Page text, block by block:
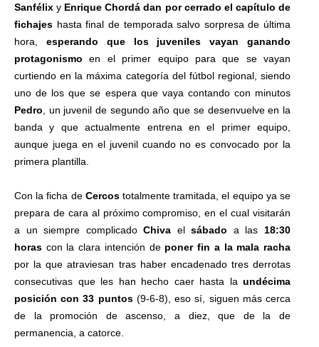
Sanfélix y Enrique Chordá dan por cerrado el capítulo de
fichajes hasta final de temporada salvo sorpresa de última
hora, esperando que los juveniles vayan ganando
protagonismoen el primer equipo para que se vayan
curtiendo en la máxima categoría del fútbol regional, siendo
uno de los que se espera que vaya contando con minutos
Pedro , un juvenil de segundo año que se desenvuelve en la
banda y que actualmente entrena en el primer equipo,
aunque juega en el juvenil cuando no es convocado por la
primera plantilla.
Con la ficha de Cercostotalmente tramitada, el equipo ya se
prepara de cara al próximo compromiso, en el cual visitarán
a un siempre complicadoChiva elsábado a las 18:30
horas con la clara intención de poner fin a la mala racha
por la que atraviesan tras haber encadenado tres derrotas
consecutivas que les han hecho caer hasta la undécima
posición con 33 puntos(9-6-8), eso sí, siguen más cerca
de la promoción de ascenso, a diez, que de la de
permanencia, a catorce.